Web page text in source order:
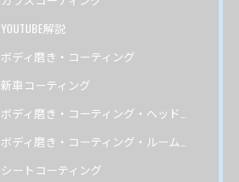
YOUTUBE解説
ボディ磨き・コーティング
新車コーティング
ボディ磨き・コーティング・ヘッドライトリペア
ボディ磨き・コーティング・ルームクリーニング
シートコーティング